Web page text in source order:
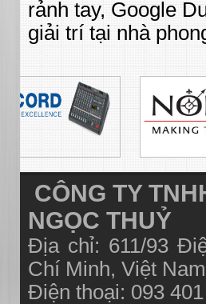
rảnh tay, Google
giải trí tại nhà
CÔNG TY
NGỌC THUỶ
Địa chỉ: 611/93
Chí Minh, Việt
Điện thoại: 093